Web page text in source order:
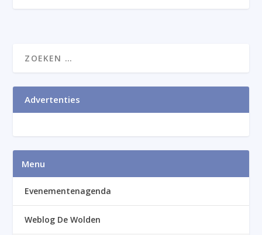
Advertenties
Menu
Evenementenagenda
Weblog De Wolden